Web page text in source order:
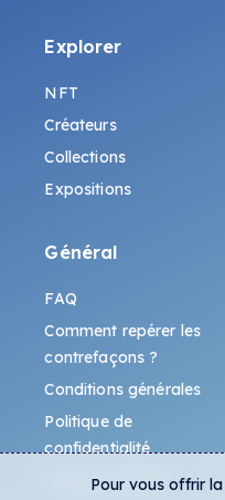
Explorer
NFT
Créateurs
Collections
Expositions
Général
FAQ
Comment repérer les
contrefaçons ?
Conditions générales
Politique de
confidentialité
Protocole All-Art
Pour vous offrir